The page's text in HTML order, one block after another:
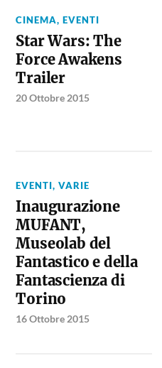
CINEMA,EVENTI
Star Wars: The
Force Awakens
Trailer
20 Ottobre 2015
EVENTI,VARIE
Inaugurazione
MUFANT,
Museolab del
Fantastico e della
Fantascienza di
Torino
16 Ottobre 2015